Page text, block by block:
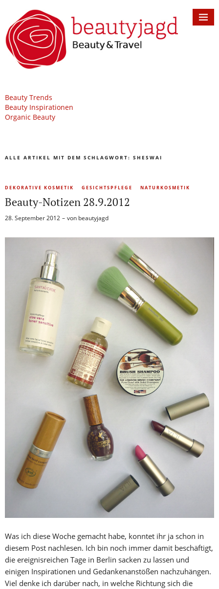
Beauty Trends
Beauty Inspirationen
Organic Beauty
ALLE ARTIKEL MIT DEM SCHLAGWORT: SHESWAI
DEKORATIVE KOSMETIK GESICHTSPFLEGE NATURKOSMETIK
Beauty-Notizen 28.9.2012
28. September 2012 von beautyjagd
Was ich diese Woche gemacht habe, konntet ihr ja schon in
diesem Post nachlesen. Ich bin noch immer damit beschäftigt,
die ereignisreichen Tage in Berlin sacken zu lassen und
einigen Inspirationen und Gedankenanstößen nachzuhängen.
Viel denke ich darüber nach, in welche Richtung sich die